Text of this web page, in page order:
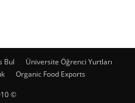
Bul
Üniversite Öğrenci Yurtları
Organic Food Exports
©